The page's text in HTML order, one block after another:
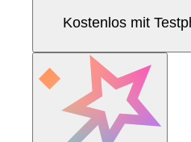
Kostenlos mit